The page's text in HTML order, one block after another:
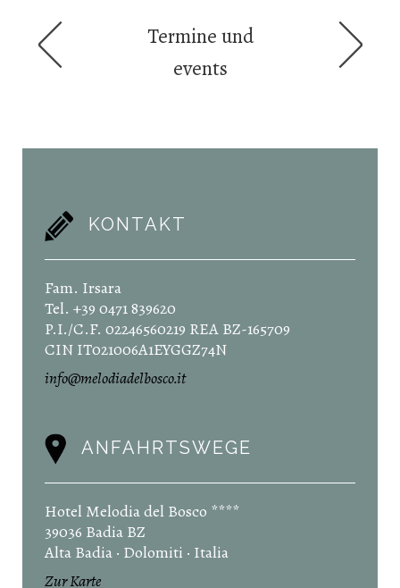
Termine und
events
KONTAKT
Fam. Irsara
Tel. +39 0471 839620
P.I./C.F. 02246560219 REA BZ-165709
CIN IT021006A1EYGGZ74N
info@melodiadelbosco.it
ANFAHRTSWEGE
Hotel Melodia del Bosco ****
39036 Badia BZ
Alta Badia · Dolomiti · Italia
Zur Karte